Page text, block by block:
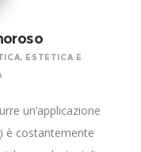
ESTETICA E
un’applicazione
è costantemente